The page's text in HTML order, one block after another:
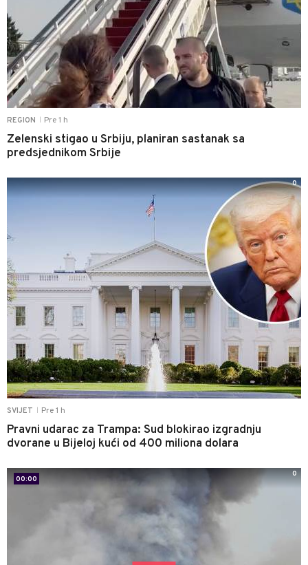
REGION Pre 1 h
Zelenski stigao u Srbiju, planiran sastanak sa
predsjednikom Srbije
SVIJET Pre 1 h
Pravni udarac za Trampa: Sud blokirao izgradnju
dvorane u Bijeloj kući od 400 miliona dolara
0
00:00
0